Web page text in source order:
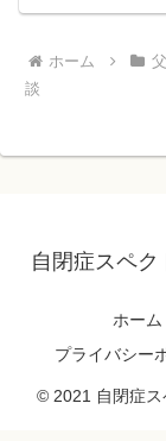
ホーム
談
自閉症スペ
ホーム
プライバシー
© 2021 自閉症ス